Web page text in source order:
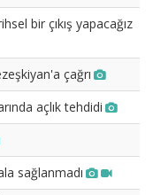
bir çıkış yapacağız
çağrı
açlık tehdidi
sağlanmadı